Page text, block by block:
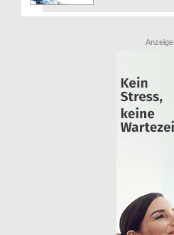
Anzeige